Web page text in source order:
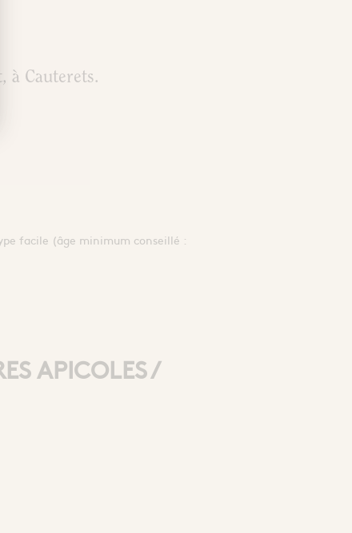
à Cauterets.
facile (âge minimum conseillé :
APICOLES /